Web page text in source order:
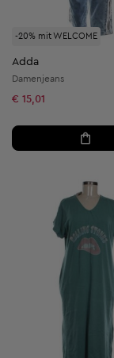
-20% mit WELCOME
Adda
Damenjeans
€ 15,01